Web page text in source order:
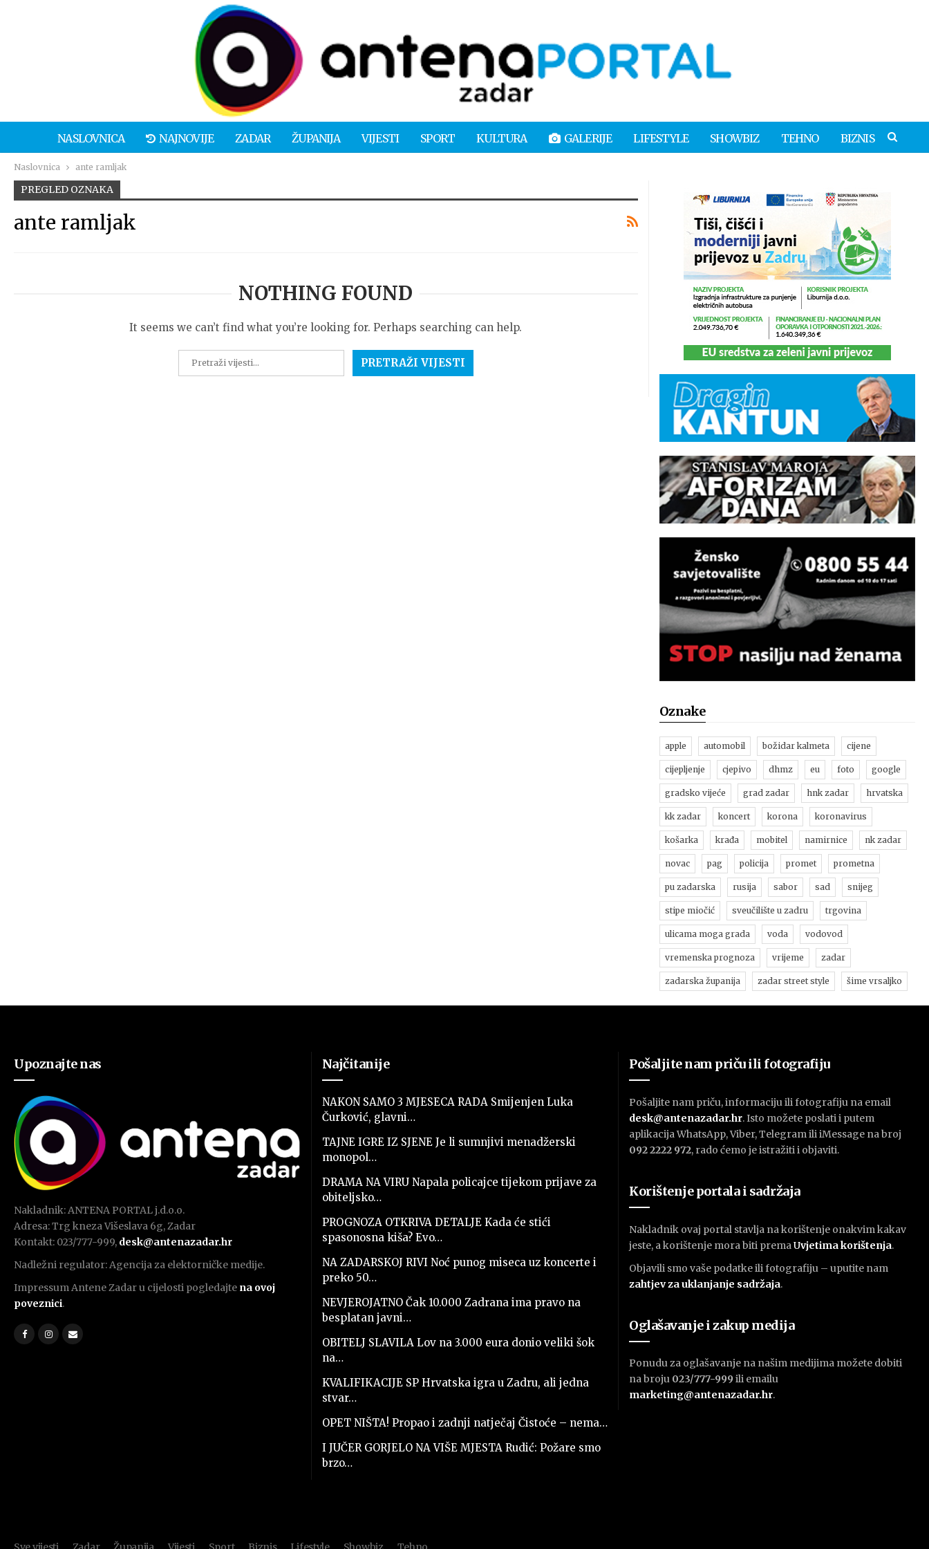
NASLOVNICA NAJNOVIJE ZADAR ŽUPANIJA VIJESTI SPORT KULTURA GALERIJE LIFESTYLE SHOWBIZ TEHNO BIZNIS
Naslovnica ante ramljak
PREGLED OZNAKA
ante ramljak
NOTHING FOUND
It seems we can’t find what you’re looking for. Perhaps searching can help.
Oznake
apple automobil božidar kalmeta cijene
cijepljenje cjepivo dhmz eu foto google
gradsko vijeće grad zadar hnk zadar hrvatska
kk zadar koncert korona koronavirus
košarka krađa mobitel namirnice nk zadar
novac pag policija promet prometna
pu zadarska rusija sabor sad snijeg
stipe miočić sveučilište u zadru trgovina
ulicama moga grada voda vodovod
vremenska prognoza vrijeme zadar
zadarska županija zadar street style šime vrsaljko
Upoznajte nas
Nakladnik: ANTENA PORTAL j.d.o.o.
Adresa: Trg kneza Višeslava 6g, Zadar
Kontakt: 023/777-999, desk@antenazadar.hr
Nadležni regulator: Agencija za elektorničke medije.
Impressum Antene Zadar u cijelosti pogledajte na ovoj
poveznici.
Najčitanije
NAKON SAMO 3 MJESECA RADA Smijenjen Luka
Čurković, glavni…
TAJNE IGRE IZ SJENE Je li sumnjivi menadžerski
monopol…
DRAMA NA VIRU Napala policajce tijekom prijave za
obiteljsko…
PROGNOZA OTKRIVA DETALJE Kada će stići
spasonosna kiša? Evo…
NA ZADARSKOJ RIVI Noć punog miseca uz koncerte i
preko 50…
NEVJEROJATNO Čak 10.000 Zadrana ima pravo na
besplatan javni…
OBITELJ SLAVILA Lov na 3.000 eura donio veliki šok
na…
KVALIFIKACIJE SP Hrvatska igra u Zadru, ali jedna
stvar…
OPET NIŠTA! Propao i zadnji natječaj Čistoće – nema…
I JUČER GORJELO NA VIŠE MJESTA Rudić: Požare smo
brzo…
Pošaljite nam priču ili fotografiju
Pošaljite nam priču, informaciju ili fotografiju na email
desk@antenazadar.hr. Isto možete poslati i putem
aplikacija WhatsApp, Viber, Telegram ili iMessage na broj
092 2222 972, rado ćemo je istražiti i objaviti.
Korištenje portala i sadržaja
Nakladnik ovaj portal stavlja na korištenje onakvim kakav
jeste, a korištenje mora biti premaUvjetima korištenja.
Objavili smo vaše podatke ili fotografiju – uputite nam
zahtjev za uklanjanje sadržaja.
Oglašavanje i zakup medija
Ponudu za oglašavanje na našim medijima možete dobiti
na broju 023/777-999 ili emailu
marketing@antenazadar.hr.